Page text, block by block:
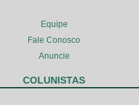
Equipe
Fale Conosco
Anuncie
COLUNISTAS